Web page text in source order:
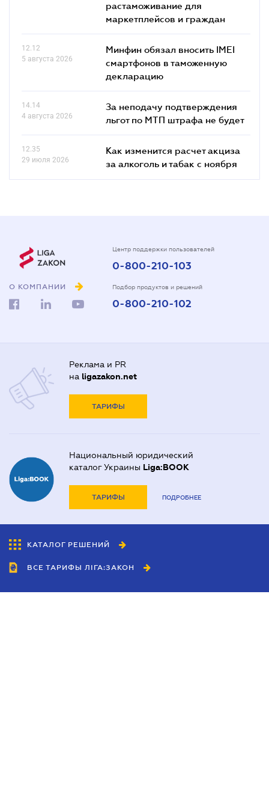
растаможивание для
маркетплейсов и граждан
12.12
5 августа 2026
Минфин обязал вносить IMEI
смартфонов в таможенную
декларацию
14.14
4 августа 2026
За неподачу подтверждения
льгот по МТП штрафа не будет
12.35
29 июля 2026
Как изменится расчет акциза
за алкоголь и табак с ноября
О КОМПАНИИ
Центр поддержки пользователей
0-800-210-103
Подбор продуктов и решений
0-800-210-102
Реклама и PR
на ligazakon.net
ТАРИФЫ
Национальный юридический
каталог Украины Liga:BOOK
ТАРИФЫ ПОДРОБНЕЕ
КАТАЛОГ РЕШЕНИЙ
ВСЕ ТАРИФЫ ЛІГА:ЗАКОН